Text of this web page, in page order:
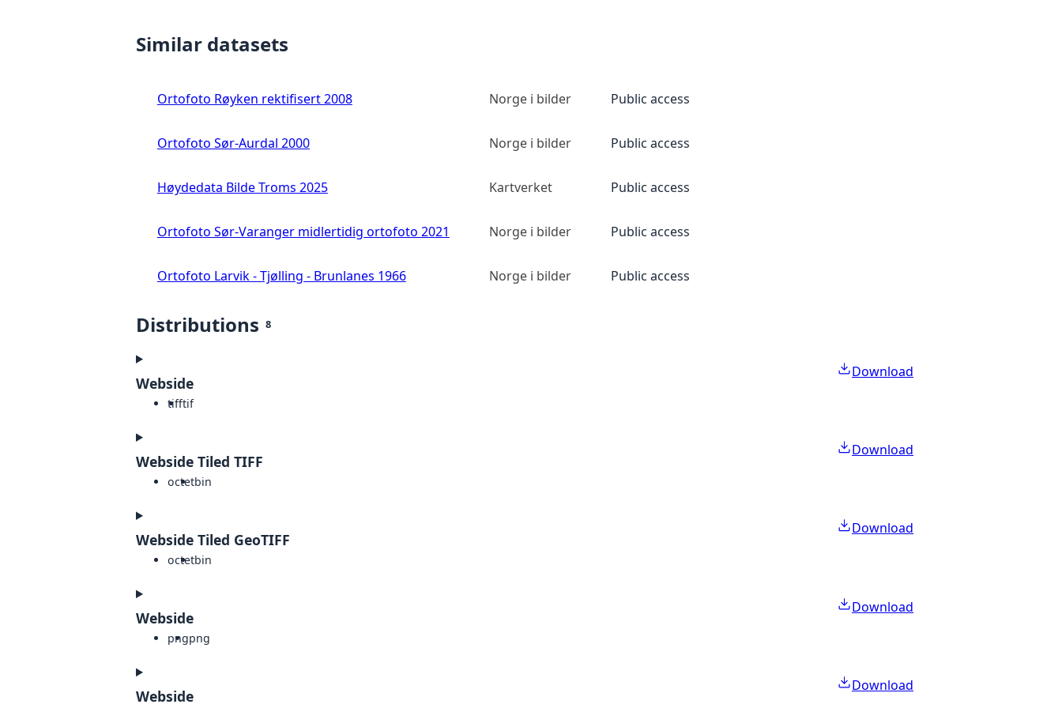
Similar datasets
Ortofoto Røyken rektifisert 2008 Norge i bilder Public access
Ortofoto Sør-Aurdal 2000 Norge i bilder Public access
Høydedata Bilde Troms 2025 Kartverket Public access
Ortofoto Sør-Varanger midlertidig ortofoto 2021 Norge i bilder Public access
Ortofoto Larvik - Tjølling - Brunlanes 1966 Norge i bilder Public access
Distributions 8
Webside
tifftif
Download
Webside Tiled TIFF
octetbin
Download
Webside Tiled GeoTIFF
octetbin
Download
Webside
pngpng
Download
Webside
Download